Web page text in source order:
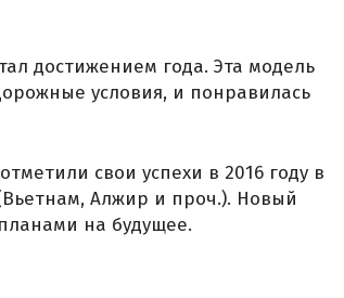
достижением года. Эта модель
условия, и понравилась
свои успехи в 2016 году в
Алжир и проч.). Новый
на будущее.